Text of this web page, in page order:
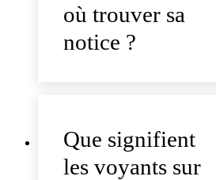
où trouver sa
notice ?
Que signifient
les voyants sur